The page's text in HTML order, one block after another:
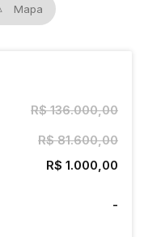
Mapa
R$ 136.000,00
R$ 81.600,00
R$ 1.000,00
-